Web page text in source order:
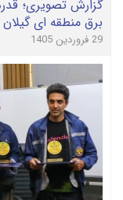
گزارش تصویری؛
برق منطقه ای گیلان
29 فروردین 1405